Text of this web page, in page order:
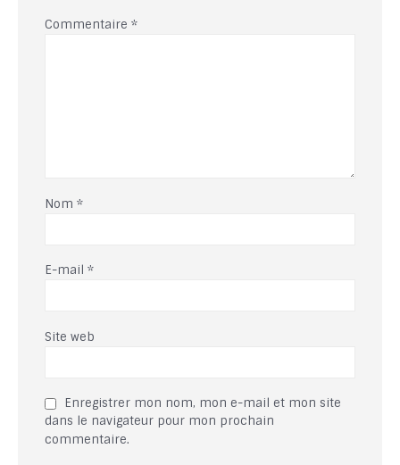
Commentaire *
Nom *
E-mail *
Site web
Enregistrer mon nom, mon e-mail et mon site
dans le navigateur pour mon prochain
commentaire.